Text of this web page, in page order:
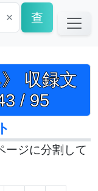
× 查
収録文
/ 95
ージに分割して